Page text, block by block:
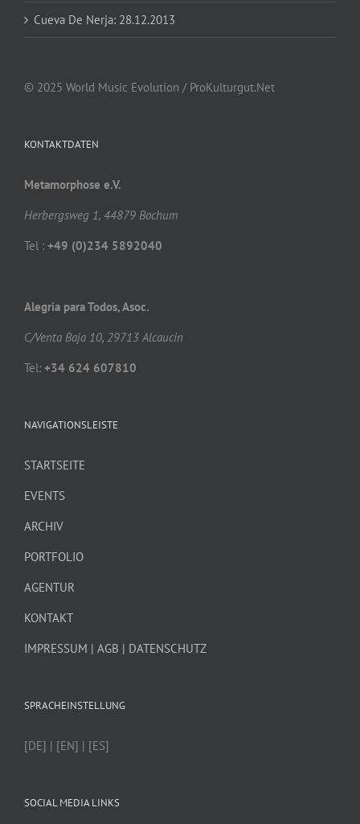
Cueva De Nerja: 28.12.2013
© 2025 World Music Evolution / ProKulturgut.Net
KONTAKTDATEN
Metamorphose e.V.
Herbergsweg 1, 44879 Bochum
Tel : +49 (0)234 5892040
Alegria para Todos, Asoc.
C/Venta Baja 10, 29713 Alcaucin
Tel: +34 624 607810
NAVIGATIONSLEISTE
STARTSEITE
EVENTS
ARCHIV
PORTFOLIO
AGENTUR
KONTAKT
IMPRESSUM | AGB | DATENSCHUTZ
SPRACHEINSTELLUNG
[DE] | [EN] | [ES]
SOCIAL MEDIA LINKS